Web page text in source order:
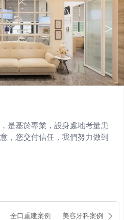
是基於專業，設身處地考量患
，您交付信任，我們努力做到
全口重建案例 美容牙科案例